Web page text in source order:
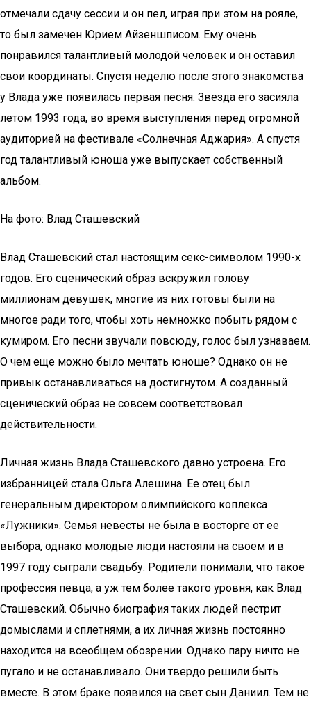
отмечали сдачу сессии и он пел, играя при этом на рояле,
то был замечен Юрием Айзеншписом. Ему очень
понравился талантливый молодой человек и он оставил
свои координаты. Спустя неделю после этого знакомства
у Влада уже появилась первая песня. Звезда его засияла
летом 1993 года, во время выступления перед огромной
аудиторией на фестивале «Солнечная Аджария». А спустя
год талантливый юноша уже выпускает собственный
альбом.
На фото: Влад Сташевский
Влад Сташевский стал настоящим секс-символом 1990-х
годов. Его сценический образ вскружил голову
миллионам девушек, многие из них готовы были на
многое ради того, чтобы хоть немножко побыть рядом с
кумиром. Его песни звучали повсюду, голос был узнаваем.
О чем еще можно было мечтать юноше? Однако он не
привык останавливаться на достигнутом. А созданный
сценический образ не совсем соответствовал
действительности.
Личная жизнь Влада Сташевского давно устроена. Его
избранницей стала Ольга Алешина. Ее отец был
генеральным директором олимпийского коплекса
«Лужники». Семья невесты не была в восторге от ее
выбора, однако молодые люди настояли на своем и в
1997 году сыграли свадьбу. Родители понимали, что такое
профессия певца, а уж тем более такого уровня, как Влад
Сташевский. Обычно биография таких людей пестрит
домыслами и сплетнями, а их личная жизнь постоянно
находится на всеобщем обозрении. Однако пару ничто не
пугало и не останавливало. Они твердо решили быть
вместе. В этом браке появился на свет сын Даниил. Тем не